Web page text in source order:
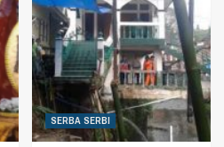
SERBA SERBI